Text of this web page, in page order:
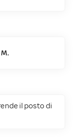
il posto di